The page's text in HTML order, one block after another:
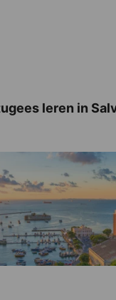
leren in